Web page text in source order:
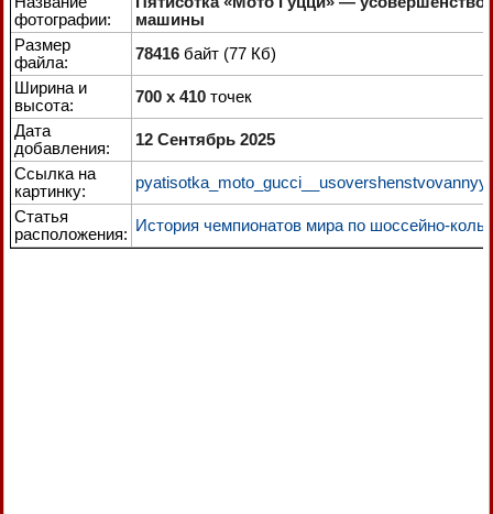
фотографии:
машины
Размер
файла:
78416 байт (77 Кб)
Ширина и
высота:
700 x 410 точек
Дата
добавления:
12 Сентябрь 2025
Ссылка на
картинку:
Статья
расположения: История чемпионатов мира по шоссейно-